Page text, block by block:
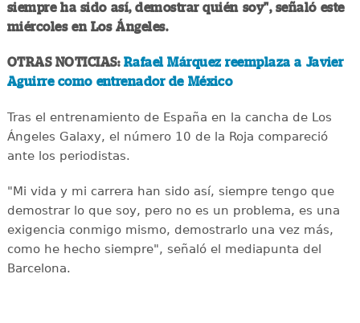
siempre ha sido así, demostrar quién soy", señaló este
miércoles en Los Ángeles.
OTRAS NOTICIAS: Rafael Márquez reemplaza a Javier
Aguirre como entrenador de México
Tras el entrenamiento de España en la cancha de Los
Ángeles Galaxy, el número 10 de la Roja compareció
ante los periodistas.
"Mi vida y mi carrera han sido así, siempre tengo que
demostrar lo que soy, pero no es un problema, es una
exigencia conmigo mismo, demostrarlo una vez más,
como he hecho siempre", señaló el mediapunta del
Barcelona.